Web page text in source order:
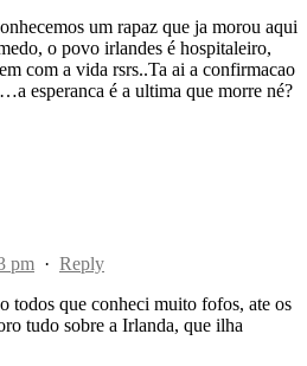
um rapaz que ja morou aqui
o povo irlandes é hospitaleiro,
com a vida rsrs..Ta ai a confirmacao
esperanca é a ultima que morre né?
pm · Reply
todos que conheci muito fofos, ate os
tudo sobre a Irlanda, que ilha